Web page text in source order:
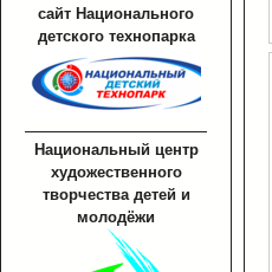
сайт Национального
детского технопарка
Национальный центр
художественного
творчества детей и
молодёжи